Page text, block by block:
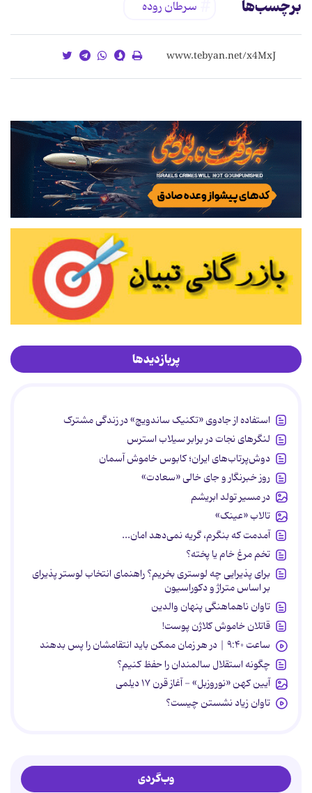
برچسب‌ها سرطان روده
پربازدیدها
استفاده از جادوی «تکنیک ساندویچ» در زندگی مشترک
لنگرهای نجات در برابر سیلاب استرس
دوش‌پرتاب‌های ایران؛ کابوس خاموش آسمان
روز خبرنگار و جای خالی «سعادت»
در مسیر تولد ابریشم
تالاب «عینک»
آمدمت که بنگرم، گریه نمی‌دهد امان...
تخم مرغ خام یا پخته؟
برای پذیرایی چه لوستری بخریم؟ راهنمای انتخاب لوستر پذیرای
بر اساس متراژ و دکوراسیون
تاوان ناهماهنگی پنهان والدین
قاتلان خاموش کلاژن پوست!
ساعت ۹:۴۰ | در هر زمان ممکن باید انتقامشان را پس بدهند
چگونه استقلال سالمندان را حفظ کنیم؟
آیین کهن «نوروزبل» - آغاز قرن ۱۷ دیلمی
تاوان زیاد نشستن چیست؟
وب‌گردی